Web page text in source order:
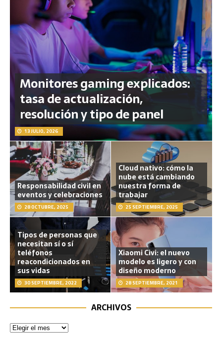
Monitores gaming explicados:
tasa de actualización,
resolución y tipo de panel
13 JULIO, 2026
Responsabilidad civil en
eventos y celebraciones
28 OCTUBRE, 2025
Cloud nativo: cómo la
nube está cambiando
nuestra forma de
trabajar
25 SEPTIEMBRE, 2025
Tipos de personas que
necesitan sí o sí
teléfonos
reacondicionados en
sus vidas
30 SEPTIEMBRE, 2022
Xiaomi Civi: el nuevo
modelo es ligero y con
diseño moderno
28 SEPTIEMBRE, 2021
ARCHIVOS